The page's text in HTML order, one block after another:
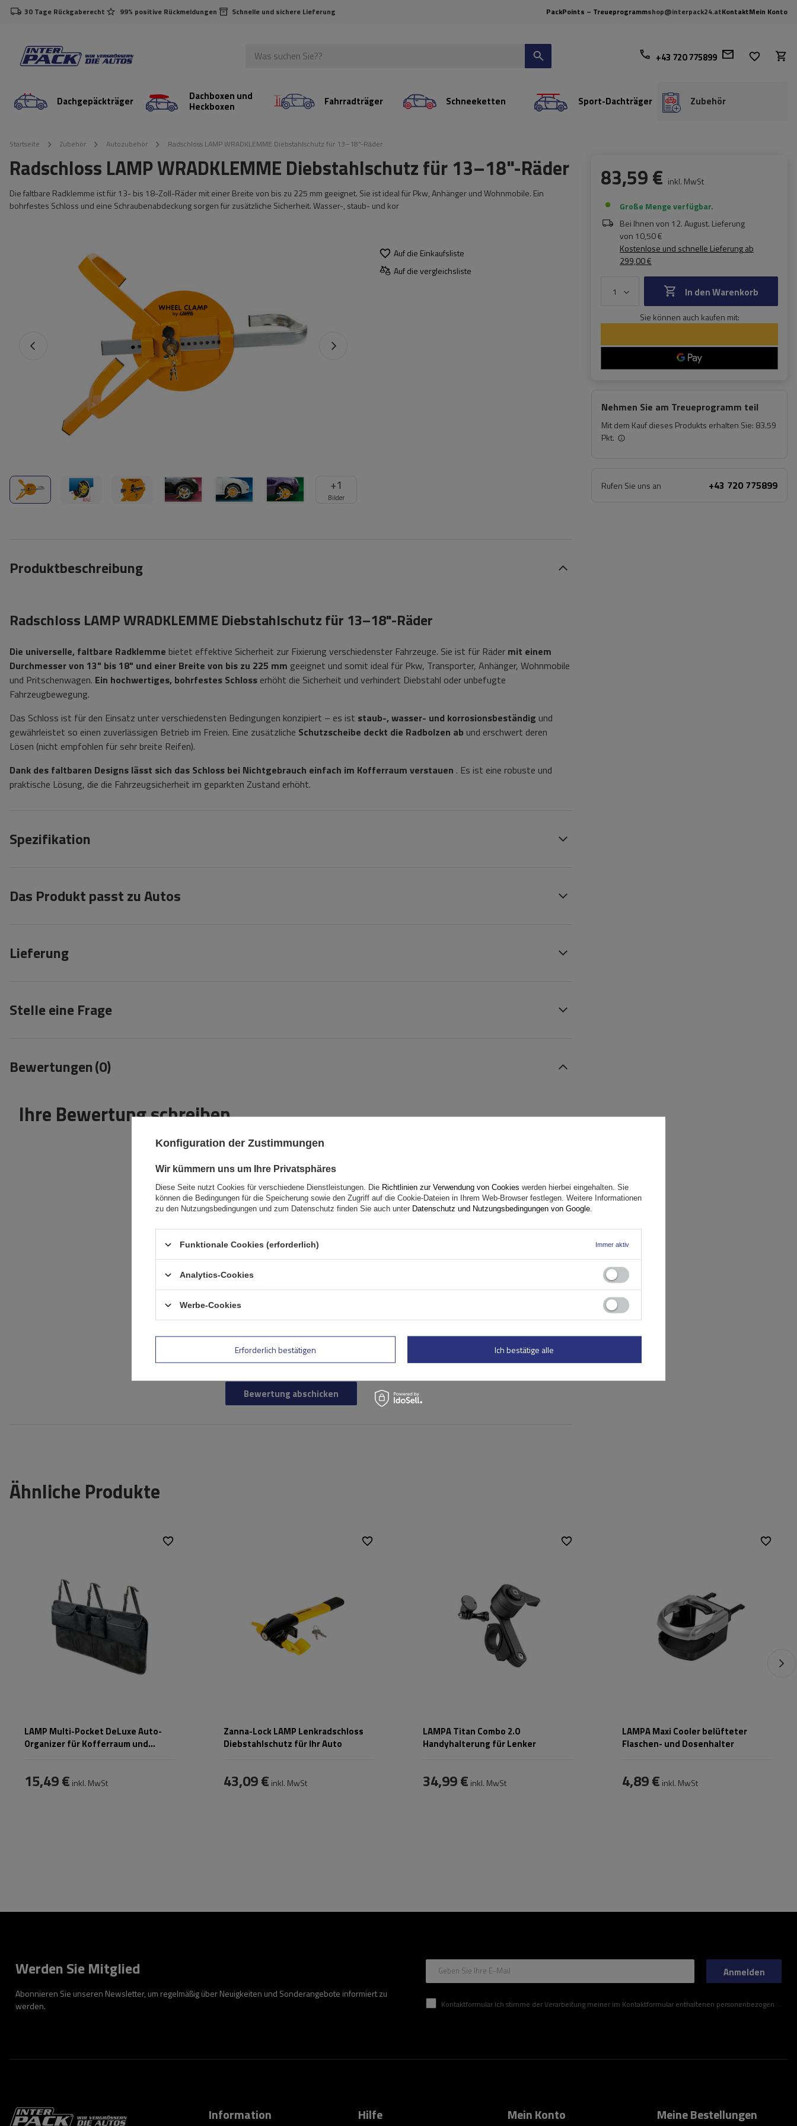
30 Tage Rückgaberecht 99% positive Rückmeldungen Schnelle und sichere Lieferung PackPoints – Treueprogrammshop@interpack24.atKontaktMein Konto
+43 720 775899
Dachgepäckträger Dachboxen und
Heckboxen Fahrradträger Schneeketten Sport-Dachträger Zubehör
Startseite Zubehör Autozubehör Radschloss LAMP WRADKLEMME Diebstahlschutz für 13–18"-Räder
Radschloss LAMP WRADKLEMME Diebstahlschutz für 13–18"-Räder
Die faltbare Radklemme ist für 13- bis 18-Zoll-Räder mit einer Breite von bis zu 225 mm geeignet. Sie ist ideal für Pkw, Anhänger und Wohnmobile. Ein
bohrfestes Schloss und eine Schraubenabdeckung sorgen für zusätzliche Sicherheit. Wasser-, staub- und kor
+1
Bilder
Auf die Einkaufsliste
Auf die vergleichsliste
83,59 € inkl. MwSt
Große Menge verfügbar
Bei Ihnen von 12. August. Lieferung
von 10,50 €
Kostenlose und schnelle Lieferungab
299,00 €
In den Warenkorb
Sie können auch kaufen mit:
Nehmen Sie am Treueprogramm teil
Mit dem Kauf dieses Produkts erhalten Sie: 83.59
Pkt.
Rufen Sie uns an +43 720 775899
Produktbeschreibung
Radschloss LAMP WRADKLEMME Diebstahlschutz für 13–18"-Räder
Die universelle, faltbare Radklemme bietet effektive Sicherheit zur Fixierung verschiedenster Fahrzeuge. Sie ist für Räder mit einem
Durchmesser von 13" bis 18" und einer Breite von bis zu 225 mm geeignet und somit ideal für Pkw, Transporter, Anhänger, Wohnmobile
und Pritschenwagen. Ein hochwertiges, bohrfestes Schloss erhöht die Sicherheit und verhindert Diebstahl oder unbefugte
Fahrzeugbewegung.
Das Schloss ist für den Einsatz unter verschiedensten Bedingungen konzipiert – es ist staub-, wasser- und korrosionsbeständig und
gewährleistet so einen zuverlässigen Betrieb im Freien. Eine zusätzliche Schutzscheibe deckt die Radbolzen ab und erschwert deren
Lösen (nicht empfohlen für sehr breite Reifen).
Dank des faltbaren Designs lässt sich das Schloss bei Nichtgebrauch einfach im Kofferraum verstauen . Es ist eine robuste und
praktische Lösung, die die Fahrzeugsicherheit im geparkten Zustand erhöht.
Spezifikation
Das Produkt passt zu Autos
Lieferung
Stelle eine Frage
Bewertungen(0)
Ihre Bewertung schreiben
Ihre Note:
5/5
Inhalt Ihrer Bewertung
Ihr Produktfoto
Ihre E-Mail-Adresse
Bewertung abschicken
Ähnliche Produkte
LAMP Multi-Pocket DeLuxe Auto-
Organizer für Kofferraum und
15,49 € inkl. MwSt
Zanna-Lock LAMP Lenkradschloss
Diebstahlschutz für Ihr Auto
43,09 € inkl. MwSt
LAMPA Titan Combo 2.0
Handyhalterung für Lenker
34,99 € inkl. MwSt
LAMPA Maxi Cooler belüfteter
Flaschen- und Dosenhalter
4,89 € inkl. MwSt
Werden Sie Mitglied
Abonnieren Sie unseren Newsletter, um regelmäßig über Neuigkeiten und Sonderangebote informiert zu
werden.
Geben Sie Ihre E-Mail
Kontaktformular Ich stimme der Verarbeitung meiner im Kontaktformular enthaltenen personenbezogenen Daten gemäß der Verordnung (EU) des Europäischen Parlaments und des Rates zu.
Anmelden
Information Hilfe Mein Konto Meine Bestellungen
Konfiguration der Zustimmungen
Wir kümmern uns um Ihre Privatsphäres
Diese Seite nutzt Cookies für verschiedene Dienstleistungen. Die Richtlinien zur Verwendung von Cookies werden hierbei eingehalten. Sie
können die Bedingungen für die Speicherung sowie den Zugriff auf die Cookie-Dateien in Ihrem Web-Browser festlegen. Weitere Informationen
zu den Nutzungsbedingungen und zum Datenschutz finden Sie auch unter Datenschutz und Nutzungsbedingungen von Google
Funktionale Cookies (erforderlich) Immer aktiv
Analytics-Cookies
Werbe-Cookies
Erforderlich bestätigen Ich bestätige alle